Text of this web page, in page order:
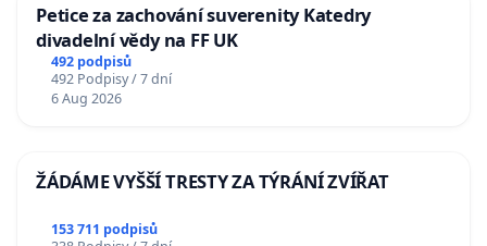
Petice za zachování suverenity Katedry
divadelní vědy na FF UK
492 podpisů
492 Podpisy / 7 dní
6 Aug 2026
ŽÁDÁME VYŠŠÍ TRESTY ZA TÝRÁNÍ ZVÍŘAT
153 711 podpisů